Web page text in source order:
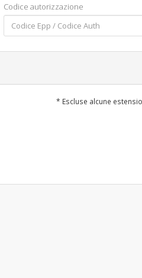
Codice autorizzazione
* Escluse alcune